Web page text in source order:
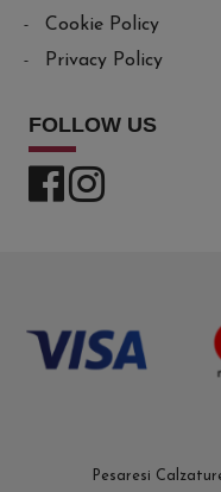
Cookie Policy
Privacy Policy
FOLLOW US
Pesaresi